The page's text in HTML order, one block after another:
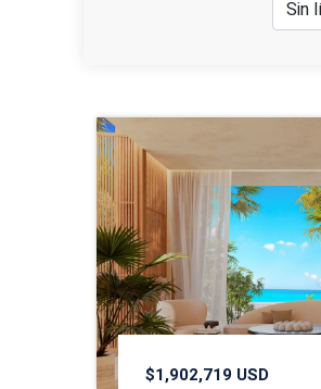
$1,902,719 USD